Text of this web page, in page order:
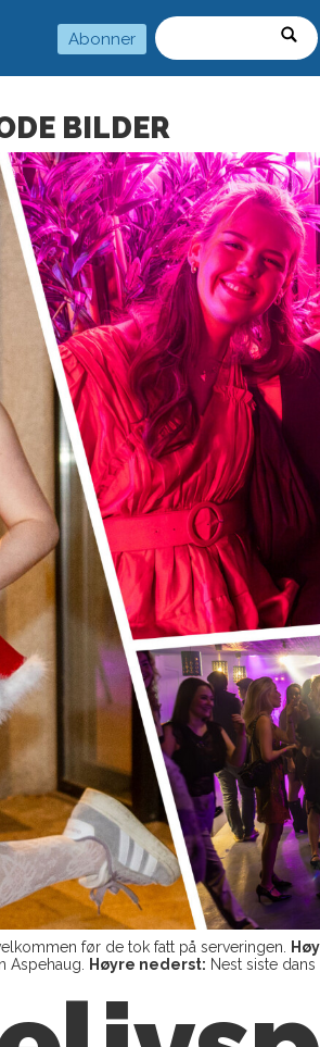
Abonner
Søk
BILDER
før de tok fatt på serveringen.
Aspehaug.
Høyre nederst: Nest siste dans